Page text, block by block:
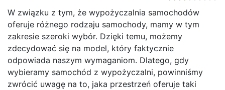
W związku z tym, że wypożyczalnia samochodów
oferuje różnego rodzaju samochody, mamy w tym
zakresie szeroki wybór. Dzięki temu, możemy
zdecydować się na model, który faktycznie
odpowiada naszym wymaganiom. Dlatego, gdy
wybieramy samochód z wypożyczalni, powinniśmy
zwrócić uwagę na to, jaka przestrzeń oferuje taki